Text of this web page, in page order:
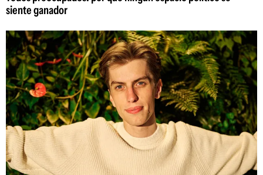
siente ganador